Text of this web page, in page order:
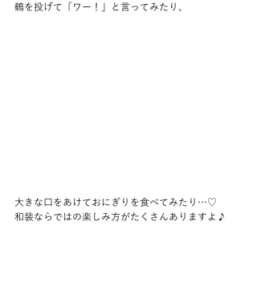
鶴を投げて「ワー！」と言ってみたり、
大きな口をあけておにぎりを食べてみたり…♡
和装ならではの楽しみ方がたくさんありますよ♪